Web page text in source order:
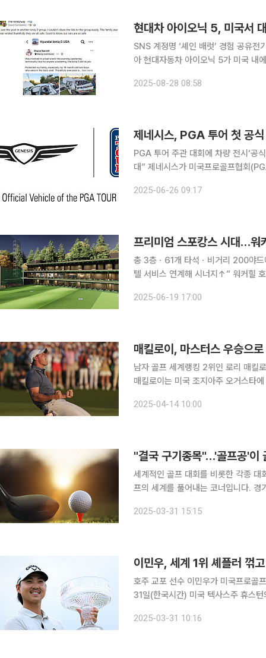
현대차 아이오닉 5, 미국서
SNS 계정명 ‘셰인 배럿’ 경험 공유
아 현대자동차 아이오닉 5가 미국 내에서 발생한 대형사고에도 18개월 쌍둥이를 지켜냈다. 28일 현
망서비스(SNS)에 공유했다. 작성자
2025-08-28 08:58
제네시스, PGA 투어 첫 공
PGA 투어 주관 대회에 차량 전시‘공
대” 제네시스가 미국프로골프협회(PGA) 투어의 첫 공식 자동차 후원사로 나선다. 제네시스는 이번
PGA 투어와 2030년까지 첫 공식 자
2025-06-26 09:17
총 3층ㆍ61개 타석ㆍ비거리 200야
텔 서비스 연계해 시너지↑” 워커힐 호텔앤리조트가 프리미엄 골프연습장 ‘워커힐 골프클럽’을 열
잔디가 깔린 야외 필드 연습장까지 구
2025-06-19 17:00
매킬로이, 마스터스 우승으
남자 골프 세계랭킹 2위인 로리 매킬로이가
매킬로이는 미국 조지아주 오거스타
매킬로이는 최종 합계 11언더파 277
2025-04-14 10:00
"결국 구기종목"…'골프공'이
세계적인 골프 대회를 비롯한 각종
프의 세계를 풀어내는 코너입니다.
럽을 가져갈지 신중하게 고민합니다.
2025-03-31 15:15
이민우, 세계 1위 셰플러 꺾
호주 교포 선수 이민우가 미국프로골프
31일(한국시간) 미국 텍사스주 휴스
2025-03-31 10:16